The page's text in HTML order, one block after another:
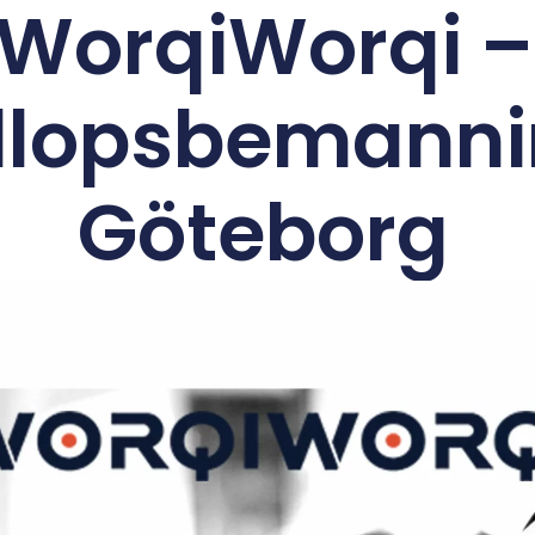
–
Göteborg